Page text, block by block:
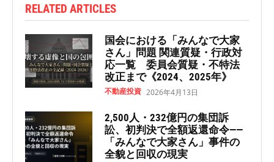
RELATED ARTICLES
国会における「みんなで大家
さん」問題 関連質疑・行政対
応一覧 委員会質疑・不特法
改正まで《2024、2025年》
不動産投資 2026年4月13日
2,500人・232億円の集団訴
訟、初判決で全額返還命令——
「みんなで大家さん」事件の
全貌と回収の現実